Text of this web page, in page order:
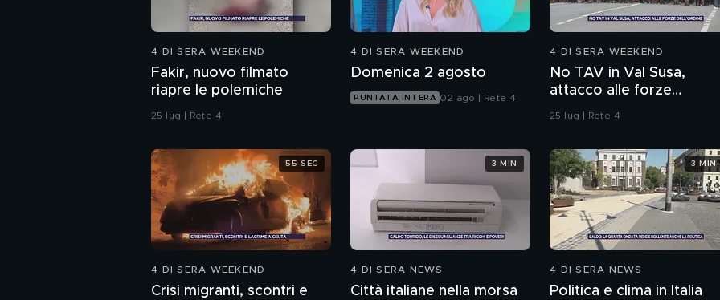
4 DI SERA WEEKEND
Fakir, nuovo filmato
riapre le polemiche
25 lug | Rete 4
4 DI SERA WEEKEND
Domenica 2 agosto
PUNTATA INTERA 02 ago | Rete 4
4 DI SERA WEEKEND
No TAV in Val Susa,
attacco alle forze
dell'ordine
25 lug | Rete 4
4 DI SERA WEEKEND
Crisi migranti, scontri e
55 SEC
4 DI SERA NEWS
Città italiane nella morsa
3 MIN
4 DI SERA NEWS
Politica e clima in Italia
3 MIN